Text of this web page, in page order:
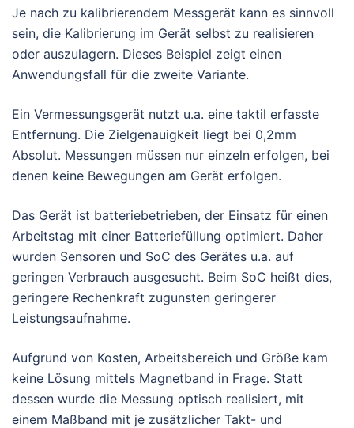
Je nach zu kalibrierendem Messgerät kann es sinnvoll
sein, die Kalibrierung im Gerät selbst zu realisieren
oder auszulagern. Dieses Beispiel zeigt einen
Anwendungsfall für die zweite Variante.
Ein Vermessungsgerät nutzt u.a. eine taktil erfasste
Entfernung. Die Zielgenauigkeit liegt bei 0,2mm
Absolut. Messungen müssen nur einzeln erfolgen, bei
denen keine Bewegungen am Gerät erfolgen.
Das Gerät ist batteriebetrieben, der Einsatz für einen
Arbeitstag mit einer Batteriefüllung optimiert. Daher
wurden Sensoren und SoC des Gerätes u.a. auf
geringen Verbrauch ausgesucht. Beim SoC heißt dies,
geringere Rechenkraft zugunsten geringerer
Leistungsaufnahme.
Aufgrund von Kosten, Arbeitsbereich und Größe kam
keine Lösung mittels Magnetband in Frage. Statt
dessen wurde die Messung optisch realisiert, mit
einem Maßband mit je zusätzlicher Takt- und